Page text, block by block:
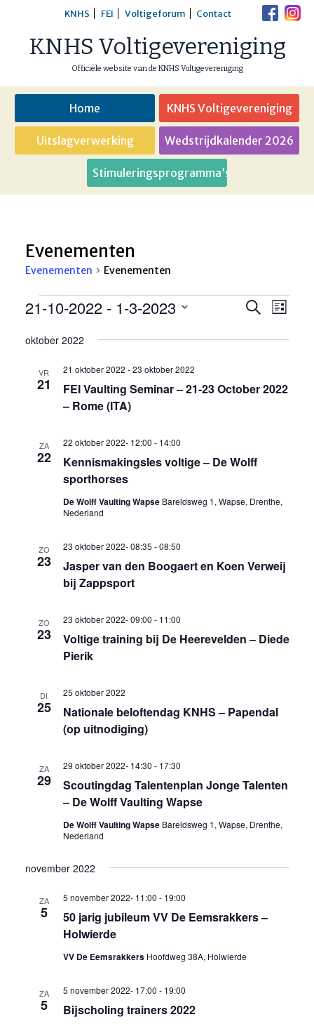
content
KNHS FEI Voltigeforum Contact
KNHS Voltigevereniging
Officiële website van de KNHS Voltigevereniging
Home KNHS Voltigevereniging
Uitslagverwerking Wedstrijdkalender 2026
Stimuleringsprogramma’s
Evenementen
Evenementen Evenementen
Evenementen
Zoeken
Zoeken
Lijst
21-10-2022 - 1-3-2023
een
oktober 2022
VR
21
FEI Vaulting Seminar – 21-23 October 2022
– Rome (ITA)
21 oktober 2022 -23 oktober 2022
ZA
22
Kennismakingsles voltige – De Wolff
sporthorses
22 oktober 2022- 12:00 - 14:00
De Wolff Vaulting Wapse Bareldsweg 1, Wapse, Drenthe,
Nederland
ZO
23
Jasper van den Boogaert en Koen Verweij
bij Zappsport
23 oktober 2022- 08:35 -08:50
ZO
23
Voltige training bij De Heerevelden – Diede
Pierik
23 oktober 2022- 09:00 - 11:00
DI
25
Nationale beloftendag KNHS – Papendal
(op uitnodiging)
25 oktober 2022
ZA
29
Scoutingdag Talentenplan Jonge Talenten
– De Wolff Vaulting Wapse
29 oktober 2022- 14:30 - 17:30
De Wolff Vaulting Wapse Bareldsweg 1, Wapse, Drenthe,
Nederland
november 2022
ZA
5
50 jarig jubileum VV De Eemsrakkers –
Holwierde
5 november 2022- 11:00 - 19:00
VV De Eemsrakkers Hoofdweg 38A, Holwierde
ZA
5 Bijscholing trainers 2022
5 november 2022- 17:00 - 19:00